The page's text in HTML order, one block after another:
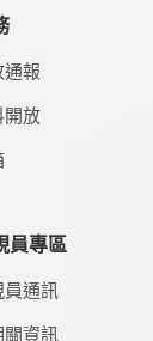
通報
開放
員專區
員通訊
關資訊